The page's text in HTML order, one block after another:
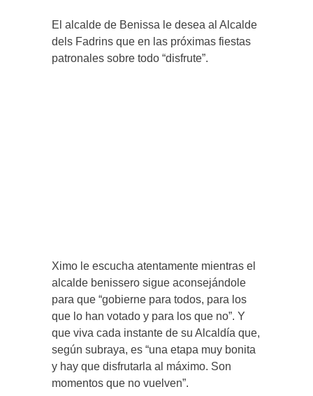
El alcalde de Benissa le desea al Alcalde
dels Fadrins que en las próximas fiestas
patronales sobre todo “disfrute”.
Ximo le escucha atentamente mientras el
alcalde benissero sigue aconsejándole
para que “gobierne para todos, para los
que lo han votado y para los que no”. Y
que viva cada instante de su Alcaldía que,
según subraya, es “una etapa muy bonita
y hay que disfrutarla al máximo. Son
momentos que no vuelven”.